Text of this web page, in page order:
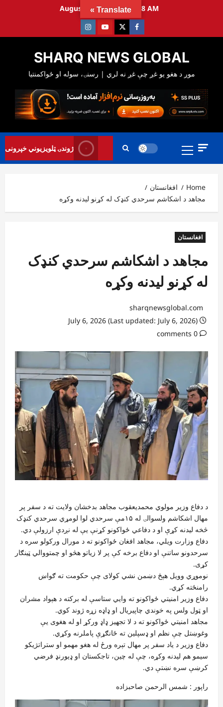
August 6, 2026 11:00:29 AM
Facebook
Twitter
Youtube
Instagram
SHARQ NEWS GLOBAL
Primary
ژوندۍ ټلویزیوني خپرونی
Home
افغانستان
مجاهد د اشکاشم سرحدي کنډک له کړنو لیدنه وکړه
افغانستان
مجاهد د اشکاشم سرحدي کنډک
له کړنو لیدنه وکړه
sharqnewsglobal.com
0 comments
د دفاع وزیر مولوي محمدیعقوب مجاهد بدخشان ولایت ته د سفر پر
مهال اشکاشم ولسوالۍ له ۱۵مې سرحدي لوا لومړي سرحدي کنډک
څخه لیدنه کړې او د دفاعي ځواکونو کړنې یې له نږدې ارزولې دي.
دفاع وزارت ویلي، مجاهد افغان ځواکونو ته د مورال ورکولو سره د
سرحدونو ساتنې او دفاع برخه کې پر لا زیاتو هڅو او چمتووالي ټینګار
کړی.
نوموړي وویل هېڅ دښمن نشي کولای چې حکومت ته ګواښ
رامنځته کړي.
دفاع وزیر امنیتي ځواکونو ته وایي ستاسې له برکته د هېواد مشران
او ټول ولس په خوندي چاپیریال او ډاډه زړه ژوند کوي.
مجاهد امنیتي ځواکونو ته د لا تجهیز ډاډ ورکړ او له هغوی یې
وغوښتل چې نظم او ډسپلین ته ځانګړې پاملرنه وکړي.
دفاع وزیر د یاد سفر پر مهال تېره ورځ له هغو مهمو او ستراتژیکو
سیمو هم لیدنه وکړه، چې له چین، تاجکستان او ډیورنډ فرضي
کرښې سره نښتې دي.
راپور : شمس الرحمن صاحبزاده
Translate »